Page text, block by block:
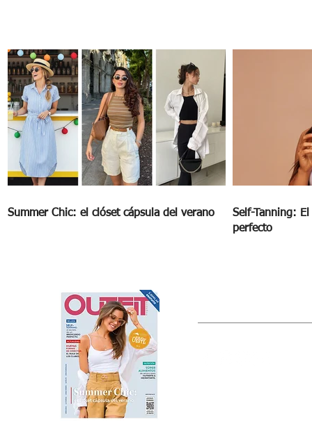
Summer Chic: el clóset cápsula del verano
Self-Tanning:
perfecto